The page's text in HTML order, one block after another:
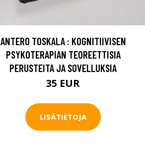
ANTERO TOSKALA : KOGNITIIVISEN
PSYKOTERAPIAN TEOREETTISIA
PERUSTEITA JA SOVELLUKSIA
35 EUR
LISÄTIETOJA